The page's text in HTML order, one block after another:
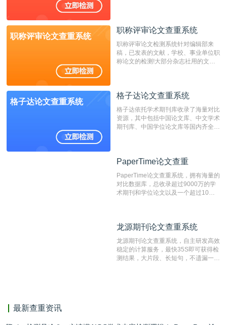
检测速度快、精度高，市场反映良好。
职称评审论文查重系统
职称评审论文查重系统
职称评审论文检测系统针对编辑部来
稿，已发表的文献，学校、事业单位职
称论文的检测!大部分杂志社用的文献
编辑部检测来稿和已发表的文献,检测
测时注意填写第一作者,才能排除已发
表文献复制比。（限制字符数1万）
格子达论文查重系统
格子达论文查重系统
格子达依托学术期刊库收录了海量对比
资源，其中包括中国论文库、中文学术
期刊库、中国学位论文库等国内齐全的
系统，可检测中文、英文两种语言的论
PaperTime论文查重
PaperTime论文查重系统，拥有海量的
对比数据库，总收录超过9000万的学
术期刊和学位论文以及一个超过10亿
对，利用指纹索引快速而精准地在云检
有相似的片段，该项技术检测速度快、
准确率高，市场反映良好。
龙源期刊论文查重系统
龙源期刊论文查重系统，自主研发高效
稳定的计算服务，最快35S即可获得检
测结果，大片段、长短句，不遗漏一处
最新查重资讯